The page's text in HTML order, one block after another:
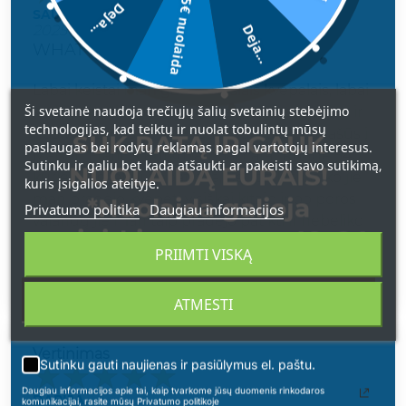
SAULĖ
2025-09-16
WHAT ELSE POUR ELLE EDP
Labai keistai man gavosi su šiais kvepalais, labai
laukiau jų, šiandieną juos gavau, pabandžiau ir
nusivyliau, nes jie man pasirodė labai panašūs į
Maison Francis Kurkdjian Baccarat Rouge 540
kurie man labai nepatinka, bet po kiek laiko jie
man pradėjo kvepėti visiškai kitaip ir po poros
valandų jie man taip pradėjo patikti ir nebeliko
nerealus ištisai jį uostau, patenkinta labai 100%.
Vertinimas
DARIJA
Ši svetainė naudoja trečiųjų šalių svetainių stebėjimo
technologijas, kad teiktų ir nuolat tobulintų mūsų
paslaugas bei rodytų reklamas pagal vartotojų interesus.
Sutinku ir galiu bet kada atšaukti ar pakeisti savo sutikimą,
kuris įsigalios ateityje.
Privatumo politika Daugiau informacijos
ATMESTI
PRIIMTI VISKĄ
Deja...
5€ nuolaida
Deja...
SUK RATĄ IR GAUK
NUOLAIDĄ EURAIS!
*Nuolaida galioja
apsipirkimams nuo 49 € !
Sutinku gauti naujienas ir pasiūlymus el. paštu.
Daugiau informacijos apie tai, kaip tvarkome jūsų duomenis rinkodaros
komunikacijai, rasite mūsų Privatumo politikoje